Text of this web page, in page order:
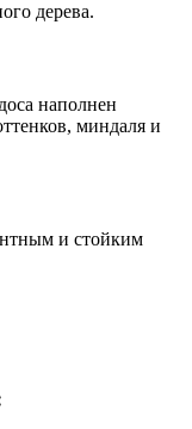
дерева.
наполнен
миндаля и
и стойким